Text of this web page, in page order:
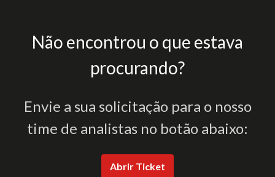
Não encontrou o que estava
procurando?
Envie a sua solicitação para o nosso
time de analistas no botão abaixo:
Abrir Ticket